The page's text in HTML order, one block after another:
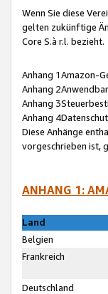
Wenn Sie diese
gelten zukünftige
Core S.à r.l. bezieht.
Anhang 1Amazon-
Anhang
Anhang
Anhang
Diese Anhänge
vorgeschrieben ist,
ANHANG 1:
Land
Belgien
Frankreich
Deutschland